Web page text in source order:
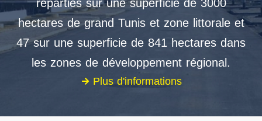
hectares de grand Tunis et zone littorale et
47 sur une superficie de 841 hectares dans
les zones de développement régional.
Plus d'informations